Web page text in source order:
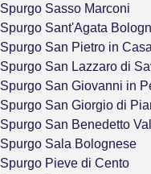
Spurgo Sasso Marconi
Spurgo Sant'Agata
Spurgo San Pietro in
Spurgo San Lazzaro di
Spurgo San Giovanni in
Spurgo San Giorgio di
Spurgo San Benedetto
Spurgo Sala Bolognese
Spurgo Pieve di Cento